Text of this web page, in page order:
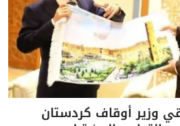
وزير أوقاف كردستان